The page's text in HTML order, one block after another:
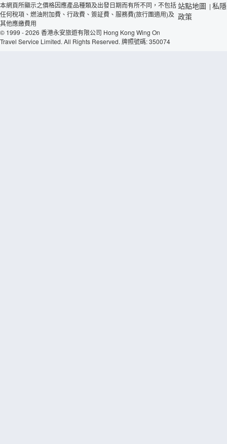
本網頁所顯示之價格因應產品種類及出發日期而有所不同，不包括
任何稅項、燃油附加費、行政費、簽証費、服務費(旅行團適用)及
其他應繳費用
© 1999 - 2026 香港永安旅遊有限公司 Hong Kong Wing On
Travel Service Limited. All Rights Reserved. 牌照號碼: 350074
站點地圖 | 私隱
政策